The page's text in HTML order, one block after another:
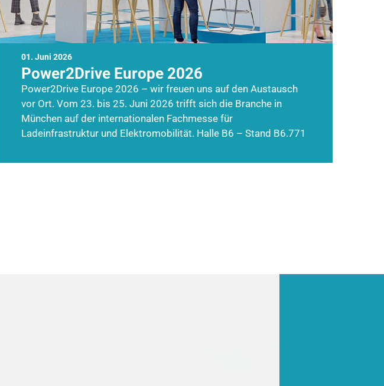
01. Juni 2026
Power2Drive Europe 2026
Power2Drive Europe 2026 – wir freuen uns auf den Austausch
vor Ort. Vom 23. bis 25. Juni 2026 trifft sich die Branche in
München auf der internationalen Fachmesse für
Ladeinfrastruktur und Elektromobilität. Halle B6 – Stand B6.771